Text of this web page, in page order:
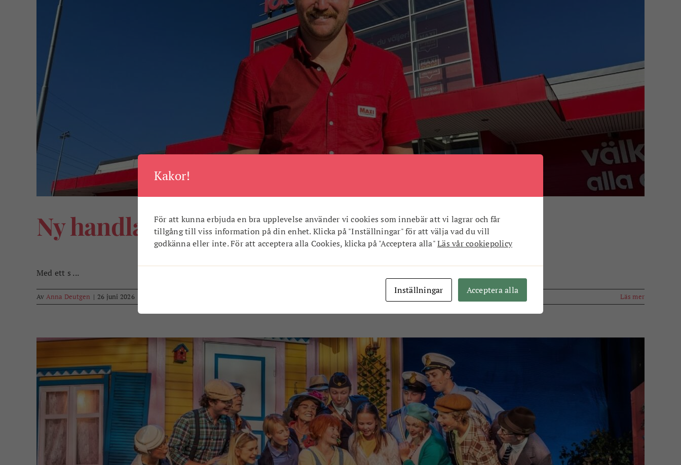
Ny handlare, stora visioner!
Med ett s ...
Av Anna Deutgen | 26 juni 2026 Läs mer
Kakor!
För att kunna erbjuda en bra upplevelse använder vi cookies som innebär att vi lagrar och får
tillgång till viss information på din enhet. Klicka på "Inställningar" för att välja vad du vill
godkänna eller inte. För att acceptera alla Cookies, klicka på "Acceptera alla"Läs vår cookiepolicy
Inställningar Acceptera alla